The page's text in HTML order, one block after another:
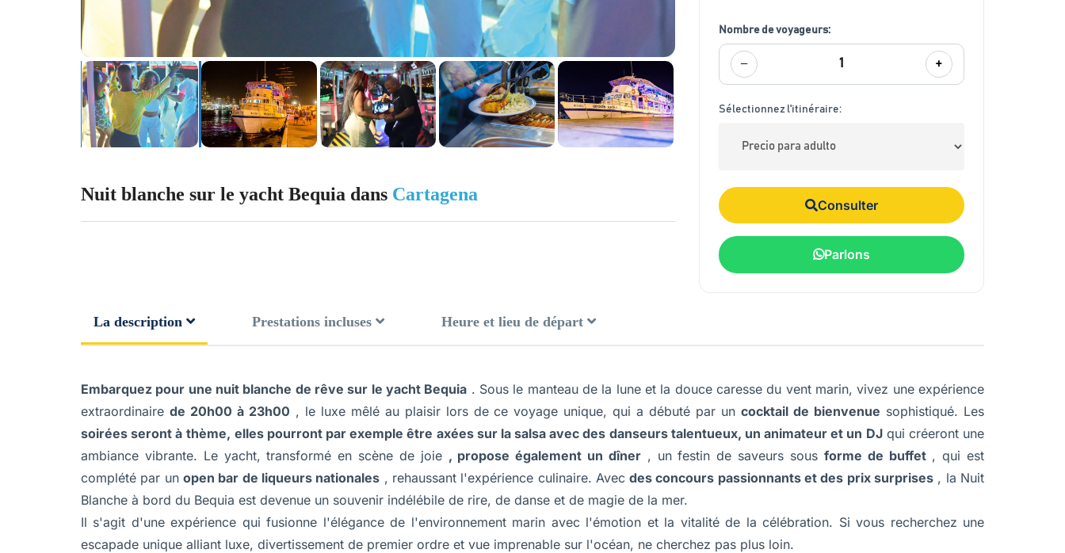
Nuit blanche sur le yacht Bequia dans Cartagena
Nombre de voyageurs:
− 1 +
Sélectionnez l'itinéraire:
Consulter
Parlons
La description Prestations incluses Heure et lieu de départ
Embarquez pour une nuit blanche de rêve sur le yacht Bequia . Sous le manteau de la lune et la douce caresse du vent marin, vivez une expérience
extraordinaire de 20h00 à 23h00 , le luxe mêlé au plaisir lors de ce voyage unique, qui a débuté par uncocktail de bienvenue sophistiqué. Les
soirées seront à thème, elles pourront par exemple être axées sur la salsa avec des danseurs talentueux, un animateur et un DJqui créeront une
ambiance vibrante. Le yacht, transformé en scène de joie , propose également un dîner, un festin de saveurs sous forme de buffet, qui est
complété par un open bar de liqueurs nationales , rehaussant l'expérience culinaire. Avecdes concours passionnants et des prix surprises , la Nuit
Blanche à bord du Bequia est devenue un souvenir indélébile de rire, de danse et de magie de la mer.
Il s'agit d'une expérience qui fusionne l'élégance de l'environnement marin avec l'émotion et la vitalité de la célébration. Si vous recherchez une
escapade unique alliant luxe, divertissement de premier ordre et vue imprenable sur l'océan, ne cherchez pas plus loin.